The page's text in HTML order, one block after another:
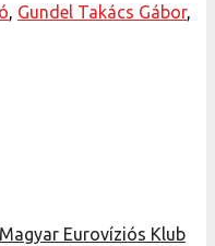
Gundel Takács Gábor,
Eurovíziós Klub